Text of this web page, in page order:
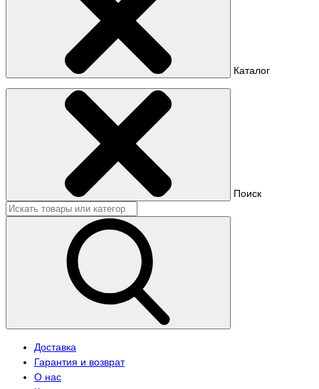
Каталог
Поиск
Доставка
Гарантия и возврат
О нас